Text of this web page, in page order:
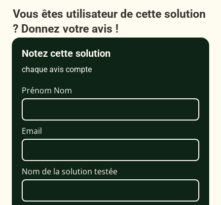
Vous êtes utilisateur de cette solution
? Donnez votre avis !
Notez cette solution
chaque avis compte
Prénom Nom
Email
Nom de la solution testée